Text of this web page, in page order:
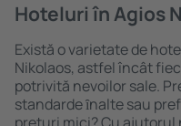
Hoteluri în Agios
Există o varietate de
Nikolaos, astfel încât
potrivită nevoilor sale.
standarde ȋnalte sau